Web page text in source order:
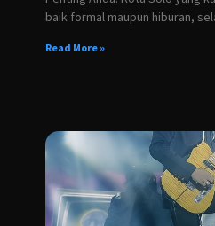
baik formal maupun hiburan,
Read More »